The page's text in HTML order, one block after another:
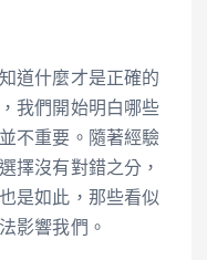
道什麼才是正確的
我們開始明白哪些
不重要。隨著經驗
擇沒有對錯之分，
是如此，那些看似
影響我們。